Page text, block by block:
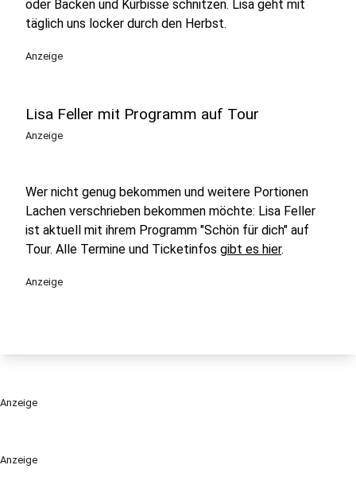
Anzeige
oder Backen und Kürbisse schnitzen. Lisa geht mit
täglich uns locker durch den Herbst.
Anzeige
Lisa Feller mit Programm auf Tour
Anzeige
Wer nicht genug bekommen und weitere Portionen
Lachen verschrieben bekommen möchte: Lisa Feller
ist aktuell mit ihrem Programm "Schön für dich" auf
Tour. Alle Termine und Ticketinfos gibt es hier.
Anzeige
Anzeige